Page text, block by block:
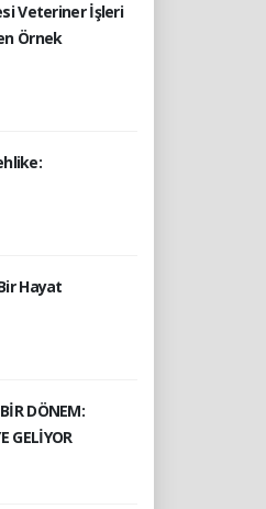
Veteriner İşleri
Örnek
Hayat
DÖNEM:
GELİYOR